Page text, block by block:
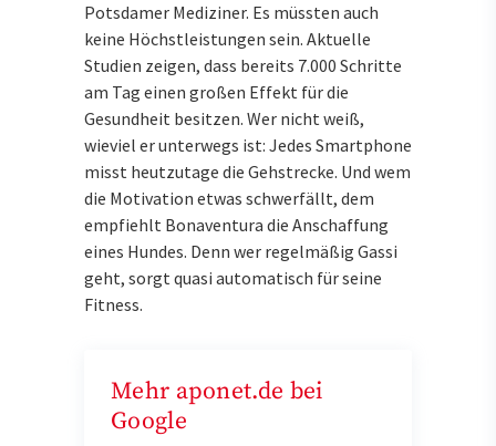
Potsdamer Mediziner. Es müssten auch
keine Höchstleistungen sein. Aktuelle
Studien zeigen, dass bereits 7.000 Schritte
am Tag einen großen Effekt für die
Gesundheit besitzen. Wer nicht weiß,
wieviel er unterwegs ist: Jedes Smartphone
misst heutzutage die Gehstrecke. Und wem
die Motivation etwas schwerfällt, dem
empfiehlt Bonaventura die Anschaffung
eines Hundes. Denn wer regelmäßig Gassi
geht, sorgt quasi automatisch für seine
Fitness.
Mehr aponet.de bei
Google